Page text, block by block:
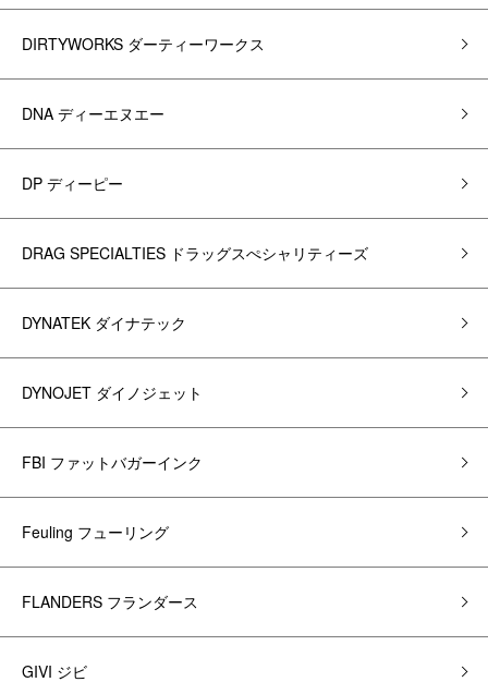
DIRTYWORKS ダーティーワークス
DNA ディーエヌエー
DP ディーピー
DRAG SPECIALTIES ドラッグスぺシャリティーズ
DYNATEK ダイナテック
DYNOJET ダイノジェット
FBI ファットバガーインク
Feuling フューリング
FLANDERS フランダース
GIVI ジビ